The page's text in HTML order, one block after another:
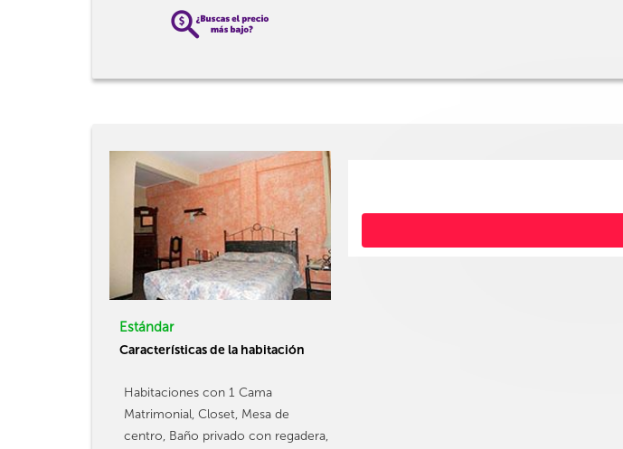
Estándar
Características de la habitación
Habitaciones con 1 Cama
Matrimonial, Closet, Mesa de
centro, Baño privado con regadera,